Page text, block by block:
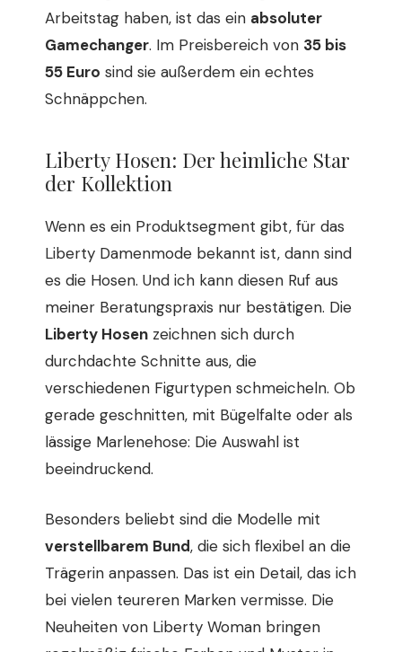
Arbeitstag haben, ist das ein absoluter
Gamechanger. Im Preisbereich von 35 bis
55 Euro sind sie außerdem ein echtes
Schnäppchen.
Liberty Hosen: Der heimliche Star
der Kollektion
Wenn es ein Produktsegment gibt, für das
Liberty Damenmode bekannt ist, dann sind
es die Hosen. Und ich kann diesen Ruf aus
meiner Beratungspraxis nur bestätigen. Die
Liberty Hosen zeichnen sich durch
durchdachte Schnitte aus, die
verschiedenen Figurtypen schmeicheln. Ob
gerade geschnitten, mit Bügelfalte oder als
lässige Marlenehose: Die Auswahl ist
beeindruckend.
Besonders beliebt sind die Modelle mit
verstellbarem Bund, die sich flexibel an die
Trägerin anpassen. Das ist ein Detail, das ich
bei vielen teureren Marken vermisse. Die
Neuheiten von Liberty Woman bringen